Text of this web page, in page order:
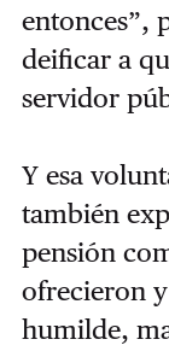
entonces”,
deificar a
servidor
Y esa
también
pensión
ofrecieron
humilde,